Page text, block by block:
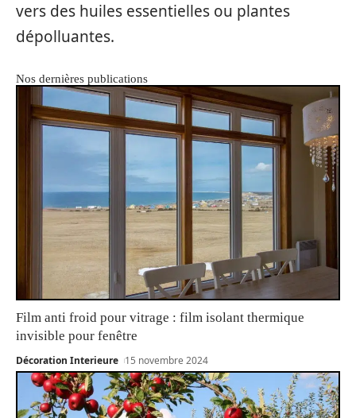
vers des huiles essentielles ou plantes
dépolluantes.
Nos dernières publications
Film anti froid pour vitrage : film isolant thermique
invisible pour fenêtre
Décoration Interieure 15 novembre 2024